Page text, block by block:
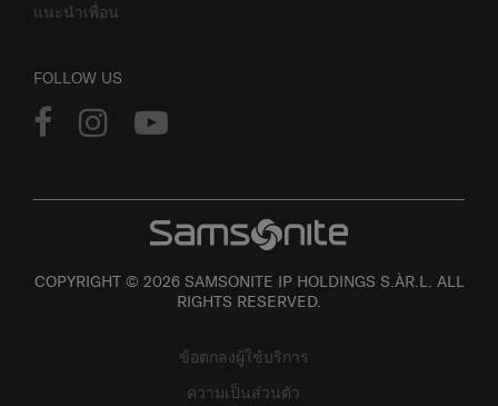
แนะนำเพื่อน
FOLLOW US
COPYRIGHT © 2026 SAMSONITE IP HOLDINGS S.ÀR.L. ALL
RIGHTS RESERVED.
ข้อตกลงผู้ใช้บริการ
ความเป็นส่วนตัว